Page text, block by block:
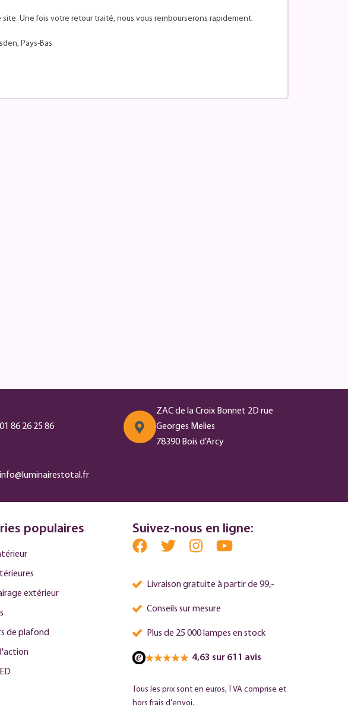
Une fois votre retour traité, nous vous rembourserons rapidement.
Pays-Bas
01 86 26 25 86
ZAC de la Croix Bonnet 2D rue
Georges Melies
78390 Bois d’Arcy
info@luminairestotal.fr
populaires
extérieur
de plafond
Suivez-nous en ligne:
Livraison gratuite à partir de 99,-
Conseils sur mesure
Plus de 25 000 lampes en stock
4,63 sur 611 avis
Tous les prix sont en euros, TVA comprise et
hors frais d'envoi.